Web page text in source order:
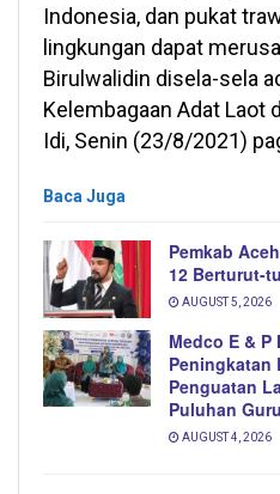
Indonesia, dan pukat
lingkungan dapat
Birulwalidin disela-sela
Kelembagaan Adat Laot
Idi, Senin (23/8/2021)
Baca Juga
Pemkab
12 Berturut-
AUGUST 5, 2026
Medco E & P
Peningkatan
Penguatan
Puluhan Guru
AUGUST 4, 2026